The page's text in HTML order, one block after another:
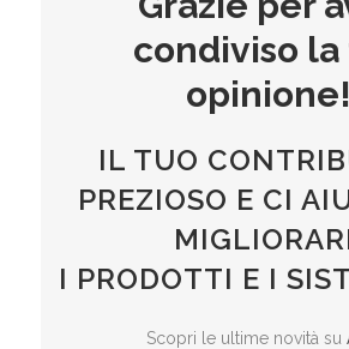
condiviso la
opinione!
IL TUO
PREZIOSO E CI
I PRODOTTI E I
Scopri le ultime novità su